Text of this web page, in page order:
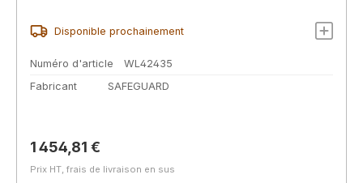
Disponible prochainement
Numéro d'article
WL42435
Fabricant
SAFEGUARD
Prix régulier :
1 454,81 €
Prix HT, frais de livraison en sus